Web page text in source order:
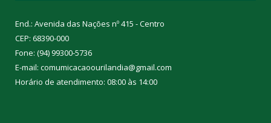
End.: Avenida das Nações nº 415 - Centro
CEP: 68390-000
Fone: (94) 99300-5736
E-mail: comumicacaoourilandia@gmail.com
Horário de atendimento: 08:00 às 14:00